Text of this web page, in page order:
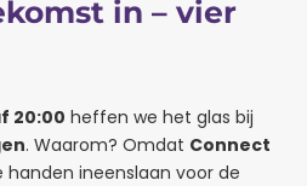
in – vier
20:00 heffen we het glas bij
. Waarom? Omdat Connect
handen ineenslaan voor de